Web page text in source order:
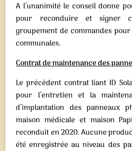
A l’unanimité le conseil donne
pour reconduire et signer
groupement de commandes
communales.
Contrat de maintenance des
Le précédent contrat liant ID
pour l’entretien et la
d’implantation des panneaux
maison médicale et maison
reconduit en 2020. Aucune
été enregistrée au niveau des